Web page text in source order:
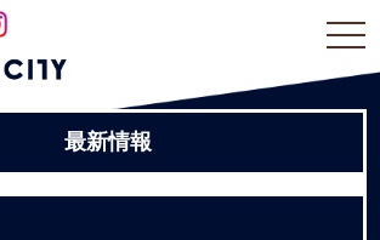
最新情報